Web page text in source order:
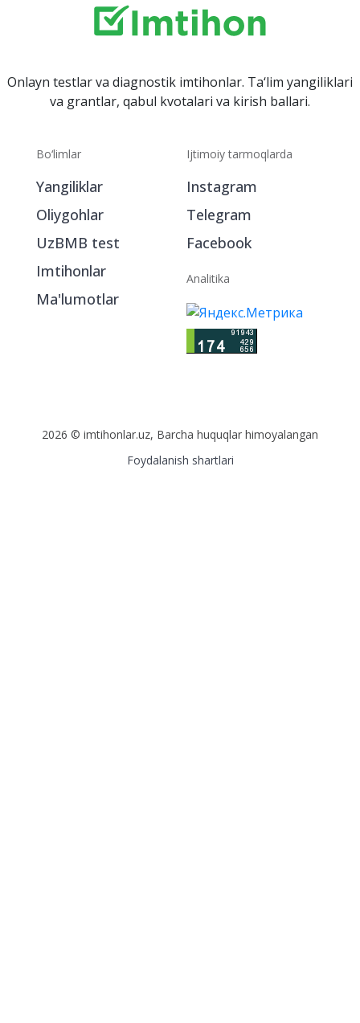
Onlayn testlar va diagnostik imtihonlar. Ta‘lim yangiliklari
va grantlar, qabul kvotalari va kirish ballari.
Bo‘limlar
Yangiliklar
Oliygohlar
UzBMB test
Imtihonlar
Ma'lumotlar
Ijtimoiy tarmoqlarda
Instagram
Telegram
Facebook
Analitika
2026 © imtihonlar.uz, Barcha huquqlar himoyalangan
Foydalanish shartlari